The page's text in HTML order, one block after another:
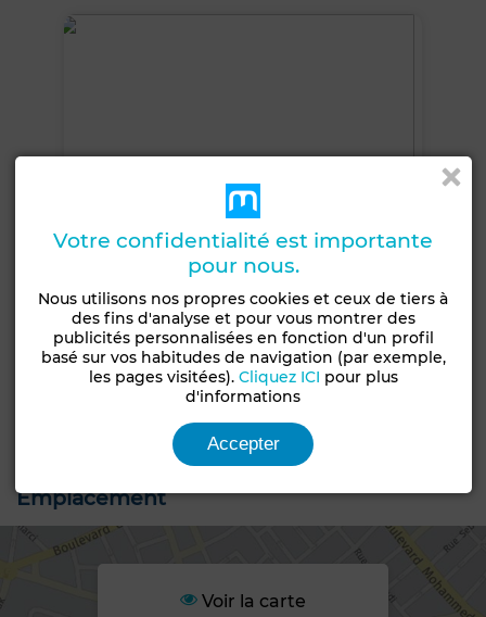
+8 PHOTOS
Emplacement
Voir la carte
Votre confidentialité est importante
pour nous.
Nous utilisons nos propres cookies et ceux de tiers à
des fins d'analyse et pour vous montrer des
publicités personnalisées en fonction d'un profil
basé sur vos habitudes de navigation (par exemple,
les pages visitées). Cliquez ICI pour plus
d'informations
Accepter